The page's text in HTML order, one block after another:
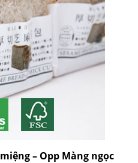
– Opp Màng ngọc